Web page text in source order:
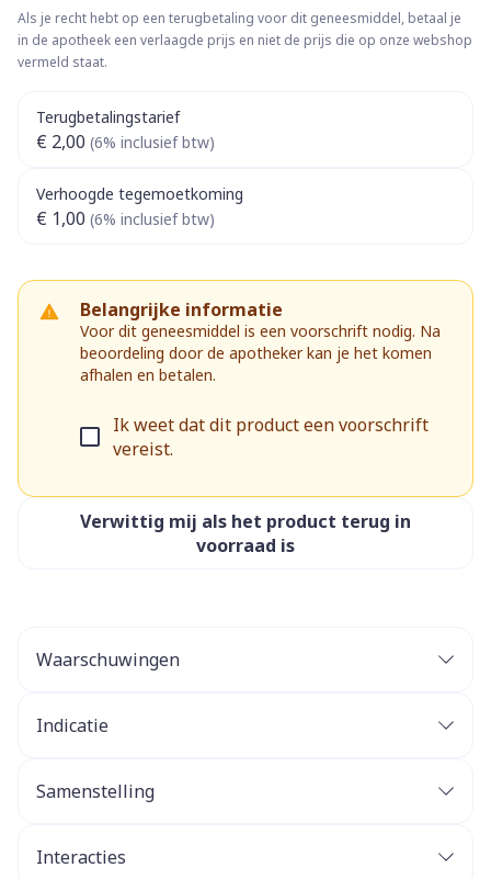
Als je recht hebt op een terugbetaling voor dit geneesmiddel, betaal je
in de apotheek een verlaagde prijs en niet de prijs die op onze webshop
vermeld staat.
Terugbetalingstarief
€ 2,00 (6% inclusief btw)
Verhoogde tegemoetkoming
€ 1,00 (6% inclusief btw)
Belangrijke informatie
Voor dit geneesmiddel is een voorschrift nodig. Na
beoordeling door de apotheker kan je het komen
afhalen en betalen.
Ik weet dat dit product een voorschrift
vereist.
Verwittig mij als het product terug in
voorraad is
Waarschuwingen
Indicatie
Samenstelling
Interacties